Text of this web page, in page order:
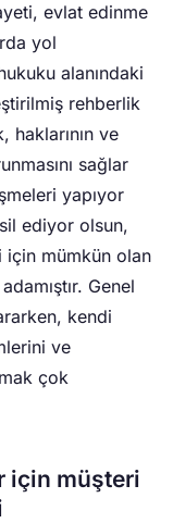
evlat edinme
yol
alanındaki
rehberlik
haklarının ve
sağlar
yapıyor
ediyor olsun,
için mümkün olan
Genel
kendi
ve
çok
için müşteri